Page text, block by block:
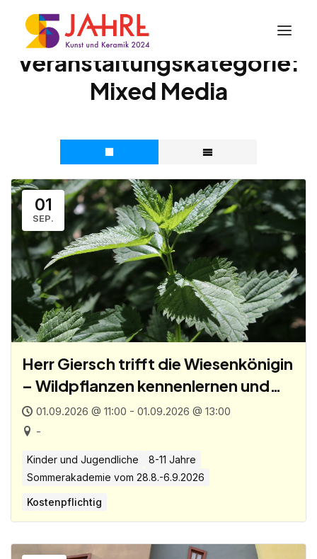
Veranstaltungskategorie:
Mixed Media
01
SEP.
Herr Giersch trifft die Wiesenkönigin
– Wildpflanzen kennenlernen und
Collage
01.09.2026 @ 11:00 - 01.09.2026 @ 13:00
-
Kinder und Jugendliche
8-11 Jahre
Sommerakademie vom 28.8.-6.9.2026
Kostenpflichtig